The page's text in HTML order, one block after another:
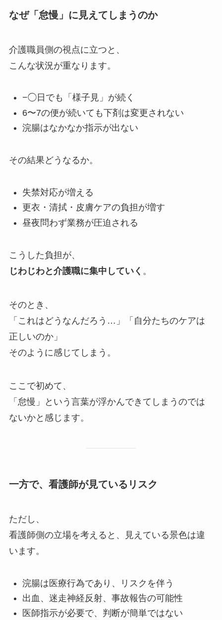
なぜ「怠慢」に見えてしまうのか
介護職員側の視点に立つと、
こんな状況が重なります。
−◯日でも「様子見」が続く
6〜7の便が続いても下剤は変更されない
浣腸はなかなか指示が出ない
その結果どうなるか。
失禁対応が増える
更衣・清拭・皮膚ケアの負担が増す
昼夜問わず業務が圧迫される
こうした負担が、
じわじわと介護職に集中していく 。
そのとき、
「これはどうなんだろう…」「自分たちのケアは
正しいのか」
そのように感じてしまう。
ここで初めて、
「怠慢」という言葉が浮かんできてしまうのでは
ないかと感じます。
一方で、看護師が見ているリスク
ただし、
看護師側の立場を考えると、見えている景色は違
います。
浣腸は医療行為であり、リスクを伴う
出血、迷走神経反射、事故報告の可能性
医師指示が必要で、判断が簡単ではない